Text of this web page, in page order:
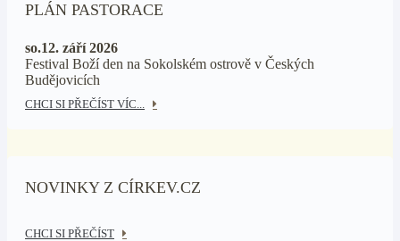
PLÁN PASTORACE
so.12. září 2026
Festival Boží den na Sokolském ostrově v Českých
Budějovicích
CHCI SI PŘEČÍST VÍC...
NOVINKY Z CÍRKEV.CZ
CHCI SI PŘEČÍST